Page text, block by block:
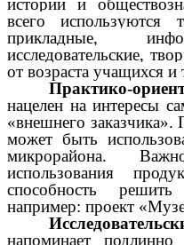
всего используются
прикладные,
исследовательские,
от возраста учащихся и
Практико-
нацелен на интересы
«внешнего заказчика».
может быть
микрорайона.
использования
способность
например: проект
напоминает